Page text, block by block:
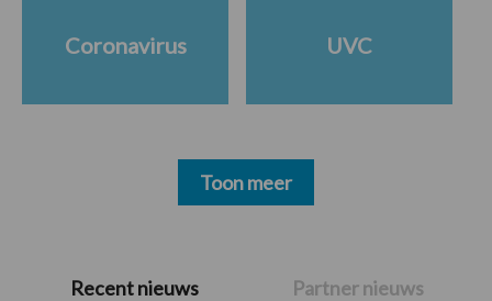
PrimaireRecent nieuws Partner nieuws
Coronavirus UVC
Toon meer